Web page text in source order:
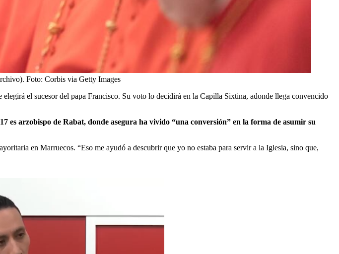
Foto: Corbis via Getty Images
elegirá el sucesor del papa Francisco. Su voto lo decidirá en la Capilla Sixtina, adonde llega convencido
es arzobispo de Rabat, donde asegura ha vivido “una conversión” en la forma de asumir su
en Marruecos. “Eso me ayudó a descubrir que yo no estaba para servir a la Iglesia, sino que,